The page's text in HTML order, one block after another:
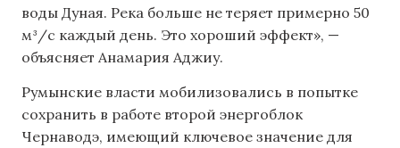
воды Дуная. Река больше не теряет примерно 50
м³/с каждый день. Это хороший эффект», —
объясняет Анамария Аджиу.
Румынские власти мобилизовались в попытке
сохранить в работе второй энергоблок
Чернаводэ, имеющий ключевое значение для